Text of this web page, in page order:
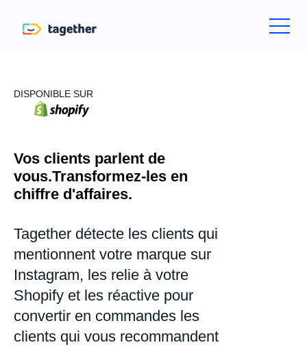
DISPONIBLE SUR
Vos clients parlent de
vous.Transformez-les en
chiffre d'affaires.
Tagether détecte les clients qui
mentionnent votre marque sur
Instagram, les relie à votre
Shopify et les réactive pour
convertir en commandes les
clients qui vous recommandent